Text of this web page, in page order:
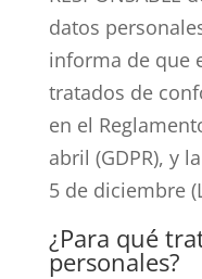
datos
informa de que
tratados de
en el
abril (GDPR), y
5 de diciembre
¿Para qué
personales?